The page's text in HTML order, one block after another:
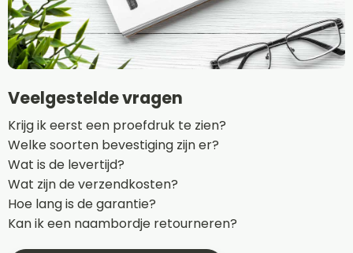
Veelgestelde vragen
Krijg ik eerst een proefdruk te zien?
Welke soorten bevestiging zijn er?
Wat is de levertijd?
Wat zijn de verzendkosten?
Hoe lang is de garantie?
Kan ik een naambordje retourneren?